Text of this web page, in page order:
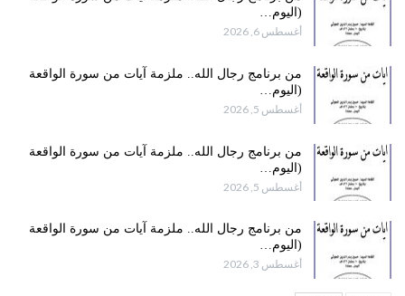
(اليوم…
أغسطس 6, 2026
من برنامج رجال الله.. ملزمة آيات من سورة الواقعة
(اليوم…
أغسطس 5, 2026
من برنامج رجال الله.. ملزمة آيات من سورة الواقعة
(اليوم…
أغسطس 5, 2026
من برنامج رجال الله.. ملزمة آيات من سورة الواقعة
(اليوم…
أغسطس 3, 2026